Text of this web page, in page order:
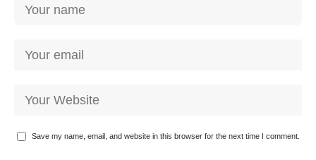
Save my name, email, and website in this browser for the next time I comment.